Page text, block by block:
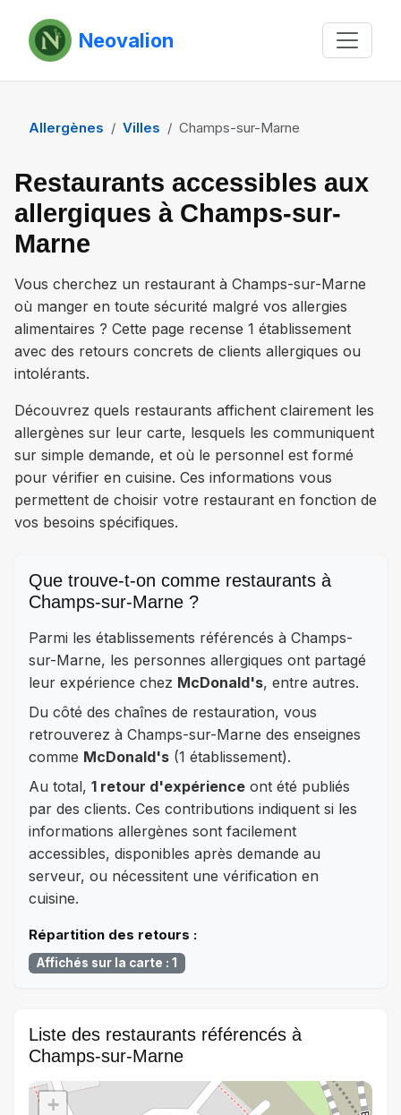
Neovalion
Allergènes Villes Champs-sur-Marne
Restaurants accessibles aux
allergiques à Champs-sur-
Marne
Vous cherchez un restaurant à Champs-sur-Marne
où manger en toute sécurité malgré vos allergies
alimentaires ? Cette page recense 1 établissement
avec des retours concrets de clients allergiques ou
intolérants.
Découvrez quels restaurants affichent clairement les
allergènes sur leur carte, lesquels les communiquent
sur simple demande, et où le personnel est formé
pour vérifier en cuisine. Ces informations vous
permettent de choisir votre restaurant en fonction de
vos besoins spécifiques.
Que trouve-t-on comme restaurants à
Champs-sur-Marne ?
Parmi les établissements référencés à Champs-
sur-Marne, les personnes allergiques ont partagé
leur expérience chez McDonald's, entre autres.
Du côté des chaînes de restauration, vous
retrouverez à Champs-sur-Marne des enseignes
comme McDonald's (1 établissement).
Au total, 1 retour d'expérience ont été publiés
par des clients. Ces contributions indiquent si les
informations allergènes sont facilement
accessibles, disponibles après demande au
serveur, ou nécessitent une vérification en
cuisine.
Répartition des retours :
Affichés sur la carte : 1
Liste des restaurants référencés à
Champs-sur-Marne
+